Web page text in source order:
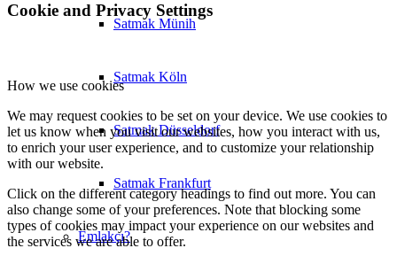
Satmak Münih
Satmak Köln
Satmak Düsseldorf
Satmak Frankfurt
Emlakçı?
Cookie and Privacy Settings
How we use cookies
We may request cookies to be set on your device. We use cookies to
let us know when you visit our websites, how you interact with us,
to enrich your user experience, and to customize your relationship
with our website.
Click on the different category headings to find out more. You can
also change some of your preferences. Note that blocking some
types of cookies may impact your experience on our websites and
the services we are able to offer.